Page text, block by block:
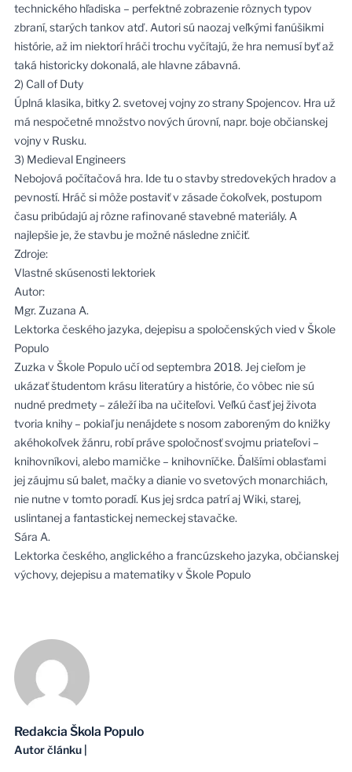
technického hľadiska – perfektné zobrazenie rôznych typov
zbraní, starých tankov atď. Autori sú naozaj veľkými fanúšikmi
histórie, až im niektorí hráči trochu vyčítajú, že hra nemusí byť až
taká historicky dokonalá, ale hlavne zábavná.
2) Call of Duty
Úplná klasika, bitky 2. svetovej vojny zo strany Spojencov. Hra už
má nespočetné množstvo nových úrovní, napr. boje občianskej
vojny v Rusku.
3) Medieval Engineers
Nebojová počítačová hra. Ide tu o stavby stredovekých hradov a
pevností. Hráč si môže postaviť v zásade čokoľvek, postupom
času pribúdajú aj rôzne rafinované stavebné materiály. A
najlepšie je, že stavbu je možné následne zničiť.
Zdroje:
Vlastné skúsenosti lektoriek
Autor:
Mgr. Zuzana A.
Lektorka českého jazyka, dejepisu a spoločenských vied v Škole
Populo
Zuzka v Škole Populo učí od septembra 2018. Jej cieľom je
ukázať študentom krásu literatúry a histórie, čo vôbec nie sú
nudné predmety – záleží iba na učiteľovi. Veľkú časť jej života
tvoria knihy – pokiaľ ju nenájdete s nosom zaboreným do knižky
akéhokoľvek žánru, robí práve spoločnosť svojmu priateľovi –
knihovníkovi, alebo mamičke – knihovníčke. Ďalšími oblasťami
jej záujmu sú balet, mačky a dianie vo svetových monarchiách,
nie nutne v tomto poradí. Kus jej srdca patrí aj Wiki, starej,
uslintanej a fantastickej nemeckej stavačke.
Sára A.
Lektorka českého, anglického a francúzskeho jazyka, občianskej
výchovy, dejepisu a matematiky v Škole Populo
Redakcia Škola Populo
Autor článku|